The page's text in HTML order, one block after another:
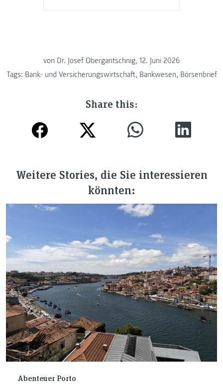
von Dr. Josef Obergantschnig, 12. Juni 2026
Tags: Bank- und Versicherungswirtschaft, Bankwesen, Börsenbrief
Share this:
Weitere Stories, die Sie interessieren
könnten:
Abenteuer Porto